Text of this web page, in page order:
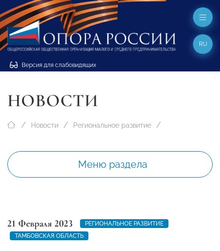
Версия для слабовидящих
RU
НОВОСТИ
Новости Региональное развитие
Меню раздела
21 Февраля 2023
РЕГИОНАЛЬНОЕ РАЗВИТИЕ
ТАМБОВСКАЯ ОБЛАСТЬ